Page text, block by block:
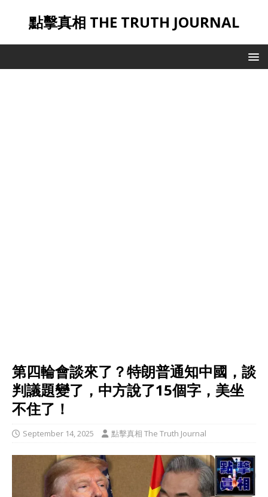
點擊真相 THE TRUTH JOURNAL
第四輪會談來了？特朗普通知中國，談
判議題變了，中方說了15個字，美坐
不住了！
September 14, 2025 點擊真相 The Truth Journal